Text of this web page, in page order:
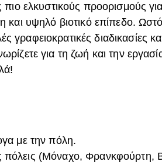
πιο ελκυστικούς προορισμούς
και υψηλό βιοτικό επίπεδο.
διαδικασίες
για τη ζωή και την
με την πόλη.
(Μόναχο, Φρανκφούρτη,